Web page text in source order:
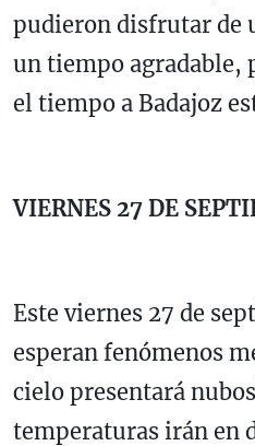
pudieron disfrutar de
un tiempo agradable,
el tiempo a Badajoz
VIERNES 27 DE
Este viernes 27 de
esperan fenómenos
cielo presentará
temperaturas irán en